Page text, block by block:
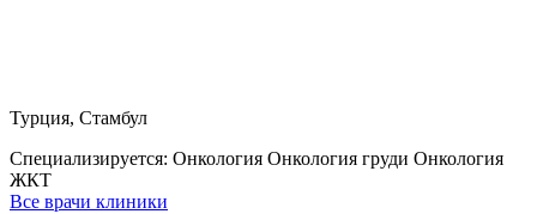
Турция, Стамбул
Специализируется: Онкология Онкология груди Онкология
ЖКТ
Все врачи клиники